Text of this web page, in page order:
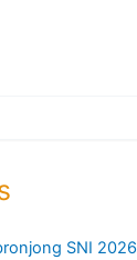
SNI 2026